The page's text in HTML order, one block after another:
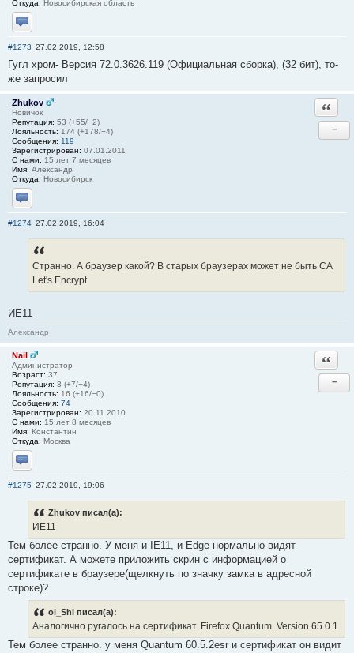
Откуда: Новосибирская область
Отправить личное сообщение
#1273 27.02.2019, 12:58
Гугл хром- Версия 72.0.3626.119 (Официальная сборка), (32 бит), то-
же запросил
Zhukov
Новичок
Репутация: 53 (+55/−2)
Лояльность: 174 (+178/−4)
Сообщения: 119
Зарегистрирован: 07.01.2011
С нами: 15 лет 7 месяцев
Имя: Александр
Откуда: Новосибирск
Отправить личное сообщение
−
#1274 27.02.2019, 16:04
Странно. А браузер какой? В старых браузерах может не быть СА
Let's Encrypt
ИЕ11
Александр
Nail
Администратор
Возраст: 37
Репутация: 3 (+7/−4)
Лояльность: 16 (+16/−0)
Сообщения: 74
Зарегистрирован: 20.11.2010
С нами: 15 лет 8 месяцев
Имя: Константин
Откуда: Москва
Отправить личное сообщение
−
#1275 27.02.2019, 19:06
Zhukov писал(а):
ИЕ11
Тем более странно. У меня и IE11, и Edge нормально видят
сертификат. А можете приложить скрин с информацией о
сертификате в браузере(щелкнуть по значку замка в адресной
строке)?
ol_Shi писал(а):
Аналогично ругалось на сертификат. Firefox Quantum. Version 65.0.1
Тем более странно. у меня Quantum 60.5.2esr и сертификат он видит